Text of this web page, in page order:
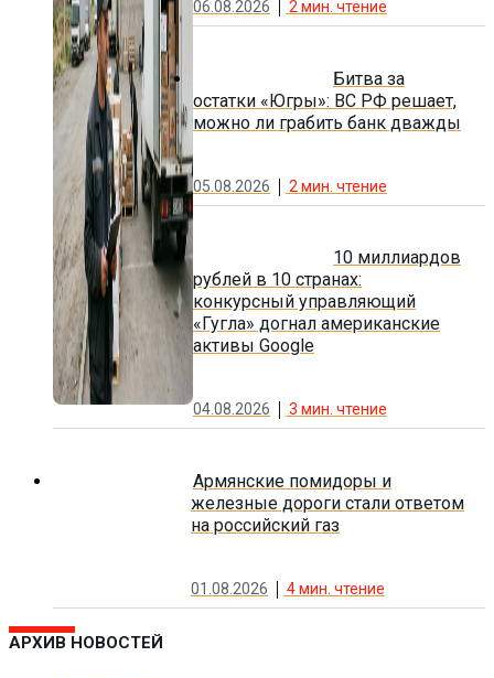
06.08.2026 2мин. чтение
Битва за
остатки «Югры»: ВС РФ решает,
можно ли грабить банк дважды
05.08.2026 2 мин. чтение
10 миллиардов
рублей в 10 странах:
конкурсный управляющий
«Гугла» догнал американские
активы Google
04.08.2026 3 мин. чтение
Армянские помидоры и
железные дороги стали ответом
на российский газ
01.08.2026 4мин. чтение
АРХИВ НОВОСТЕЙ